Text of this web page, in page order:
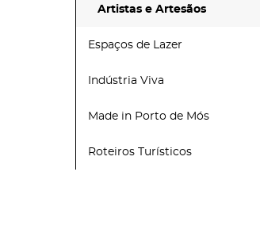
Artistas e Artesãos
Espaços de Lazer
Indústria Viva
Made in Porto de Mós
Roteiros Turísticos